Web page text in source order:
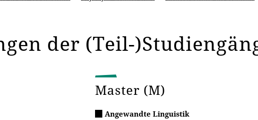
der (Teil-
Master (M)
Angewandte Linguistik